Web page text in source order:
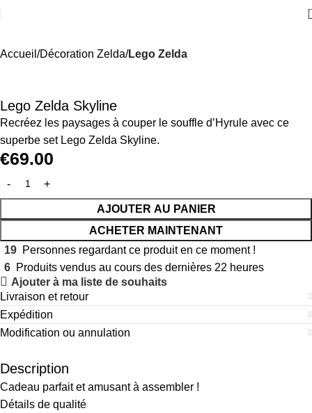
Accueil Décoration Zelda Lego Zelda
Lego Zelda Skyline
Recréez les paysages à couper le souffle d’Hyrule avec ce
superbe set Lego Zelda Skyline.
€69.00
AJOUTER AU PANIER
ACHETER MAINTENANT
19 Personnes regardant ce produit en ce moment !
6 Produits vendus au cours des dernières 22 heures
Ajouter à ma liste de souhaits
Livraison et retour
Expédition
Modification ou annulation
Description
Cadeau parfait et amusant à assembler !
Détails de qualité